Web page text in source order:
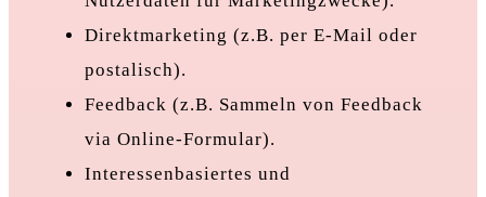
Direktmarketing (z.B. per E-Mail oder
postalisch).
Feedback (z.B. Sammeln von Feedback
via Online-Formular).
Interessenbasiertes und